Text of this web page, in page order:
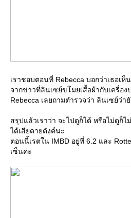
เราชอบตอนที่ Rebecca บอกว่าเธอเห็
จากข่าวที่ลินเซย์ขโมยเสื้อผ้ากับเครื่อ
Rebecca เลยถามตำรวจว่า ลินเซย์ว่า
สรุปแล้วเราว่า จะไปดูก็ได้ หรือไม่ดูก็ไ
ได้เสียดายตังค์นะ
ตอนนี้เรตใน IMBD อยู่ที่ 6.2 และ
เซ็นค่ะ